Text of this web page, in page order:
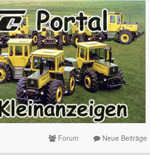
Forum Neue Beiträge